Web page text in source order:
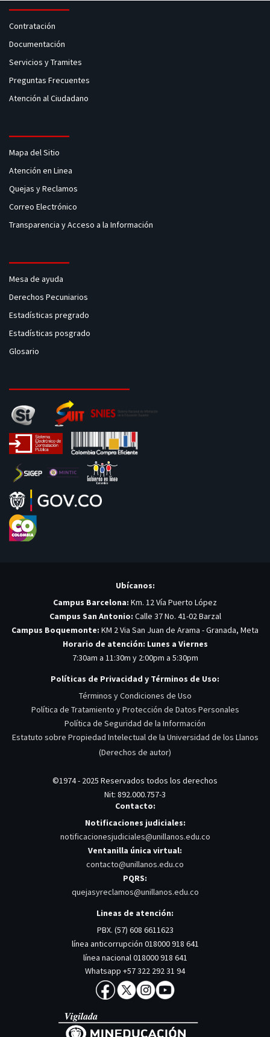
Contratación
Documentación
Servicios y Tramites
Preguntas Frecuentes
Atención al Ciudadano
Mapa del Sitio
Atención en Linea
Quejas y Reclamos
Correo Electrónico
Transparencia y Acceso a la Información
Mesa de ayuda
Derechos Pecuniarios
Estadísticas pregrado
Estadísticas posgrado
Glosario
Ubícanos:
Campus Barcelona: Km. 12 Vía Puerto López
Campus San Antonio: Calle 37 No. 41-02 Barzal
Campus Boquemonte: KM 2 Via San Juan de Arama - Granada, Meta
Horario de atención: Lunes a Viernes
7:30am a 11:30m y 2:00pm a 5:30pm
Políticas de Privacidad y Términos de Uso:
Términos y Condiciones de Uso
Política de Tratamiento y Protección de Datos Personales
Política de Seguridad de la Información
Estatuto sobre Propiedad Intelectual de la Universidad de los Llanos
(Derechos de autor)
©1974 - 2025 Reservados todos los derechos
Nit: 892.000.757-3
Contacto:
Notificaciones judiciales:
notificacionesjudiciales@unillanos.edu.co
Ventanilla única virtual:
contacto@unillanos.edu.co
PQRS:
quejasyreclamos@unillanos.edu.co
Lineas de atención:
PBX. (57) 608 6611623
línea anticorrupción 018000 918 641
línea nacional 018000 918 641
Whatsapp +57 322 292 31 94